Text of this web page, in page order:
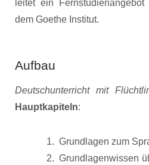
leitet ein
dem Goethe Institut.
Aufbau
Deutschunterricht mit
Hauptkapiteln:
Grundlagen zum
Grundlagenwissen